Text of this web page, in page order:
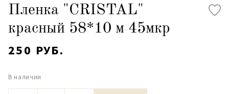
Пленка "CRISTAL"
красный 58*10 м 45мкр
250 РУБ.
В наличии